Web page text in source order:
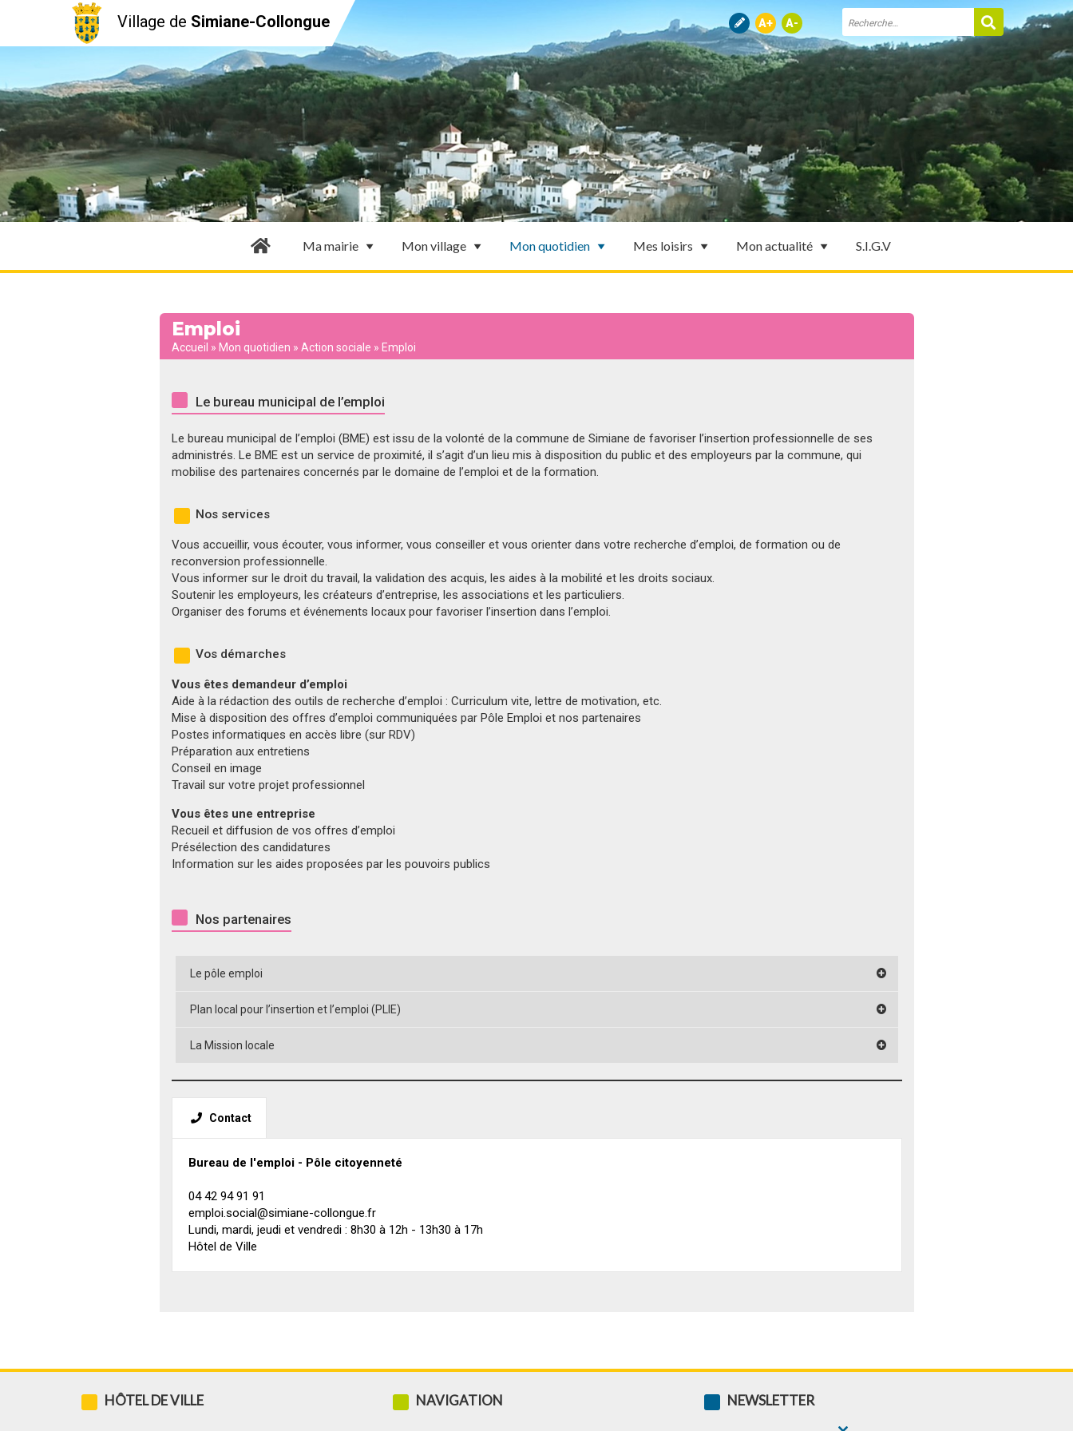
Village de Simiane-Collongue
Ma mairie Mon village Mon quotidien Mes loisirs Mon actualité S.I.G.V
Emploi
Accueil » Mon quotidien » Action sociale » Emploi
Le bureau municipal de l’emploi
Le bureau municipal de l’emploi (BME) est issu de la volonté de la commune de Simiane de favoriser l’insertion professionnelle de ses
administrés. Le BME est un service de proximité, il s’agit d’un lieu mis à disposition du public et des employeurs par la commune, qui
mobilise des partenaires concernés par le domaine de l’emploi et de la formation.
Nos services
Vous accueillir, vous écouter, vous informer, vous conseiller et vous orienter dans votre recherche d’emploi, de formation ou de
reconversion professionnelle.
Vous informer sur le droit du travail, la validation des acquis, les aides à la mobilité et les droits sociaux.
Soutenir les employeurs, les créateurs d’entreprise, les associations et les particuliers.
Organiser des forums et événements locaux pour favoriser l’insertion dans l’emploi.
Vos démarches
Vous êtes demandeur d’emploi
Aide à la rédaction des outils de recherche d’emploi : Curriculum vite, lettre de motivation, etc.
Mise à disposition des offres d’emploi communiquées par Pôle Emploi et nos partenaires
Postes informatiques en accès libre (sur RDV)
Préparation aux entretiens
Conseil en image
Travail sur votre projet professionnel
Vous êtes une entreprise
Recueil et diffusion de vos offres d’emploi
Présélection des candidatures
Information sur les aides proposées par les pouvoirs publics
Nos partenaires
Le pôle emploi
Plan local pour l’insertion et l’emploi (PLIE)
La Mission locale
Contact
Bureau de l'emploi - Pôle citoyenneté
04 42 94 91 91
emploi.social@simiane-collongue.fr
Lundi, mardi, jeudi et vendredi : 8h30 à 12h - 13h30 à 17h
Hôtel de Ville
HÔTEL DE VILLE NAVIGATION NEWSLETTER